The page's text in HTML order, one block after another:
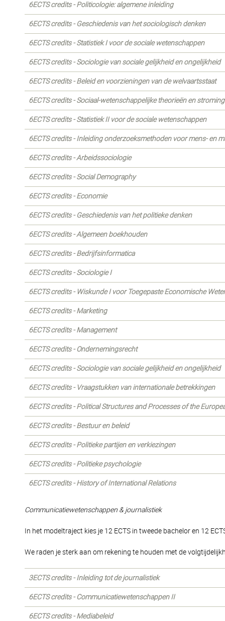
6ECTS credits - Politicologie: algemene inleiding
6ECTS credits - Geschiedenis van het sociologisch denken
6ECTS credits - Statistiek I voor de sociale wetenschappen
6ECTS credits - Sociologie van sociale gelijkheid en ongelijkheid
6ECTS credits - Beleid en voorzieningen van de welvaartsstaat
6ECTS credits - Sociaal-wetenschappelijke theorieën en
6ECTS credits - Statistiek II voor de sociale wetenschappen
6ECTS credits - Inleiding onderzoeksmethoden voor mens- en
6ECTS credits - Arbeidssociologie
6ECTS credits - Social Demography
6ECTS credits - Economie
6ECTS credits - Geschiedenis van het politieke denken
6ECTS credits - Algemeen boekhouden
6ECTS credits - Bedrijfsinformatica
6ECTS credits - Sociologie I
6ECTS credits - Wiskunde I voor Toegepaste Economische
6ECTS credits - Marketing
6ECTS credits - Management
6ECTS credits - Ondernemingsrecht
6ECTS credits - Sociologie van sociale gelijkheid en ongelijkheid
6ECTS credits - Vraagstukken van internationale betrekkingen
6ECTS credits - Political Structures and Processes of the
6ECTS credits - Bestuur en beleid
6ECTS credits - Politieke partijen en verkiezingen
6ECTS credits - Politieke psychologie
6ECTS credits - History of International Relations
Communicatiewetenschappen & journalistiek
In het modeltraject kies je 12 ECTS in tweede bachelor en 12
We raden je sterk aan om rekening te houden met de
3ECTS credits - Inleiding tot de journalistiek
6ECTS credits - Communicatiewetenschappen II
6ECTS credits - Mediabeleid